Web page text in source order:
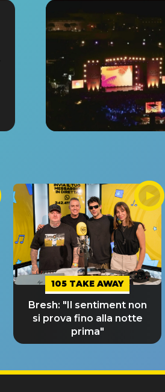
105 TAKE AWAY
Bresh: "Il sentiment non
si prova fino alla notte
prima"